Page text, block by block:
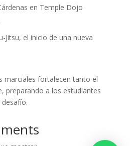
en Temple Dojo
Jitsu, el inicio de una nueva
marciales fortalecen tanto el
preparando a los estudiantes